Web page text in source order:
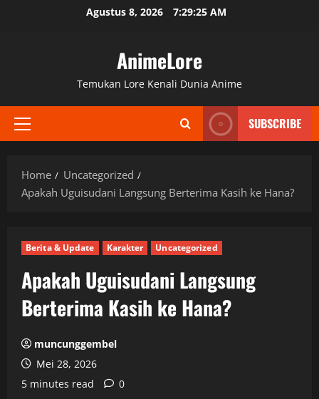
Agustus 8, 2026 7:29:27 AM
AnimeLore
Temukan Lore Kenali Dunia Anime
Primary
SUBSCRIBE
Home
Uncategorized
Apakah Uguisudani Langsung Berterima Kasih ke Hana?
Berita & Update Karakter Uncategorized
Apakah Uguisudani Langsung
Berterima Kasih ke Hana?
muncunggembel
Mei 28, 2026
5 minutes read
0